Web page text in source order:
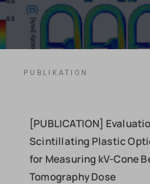
PUBLIKATION
[PUBLICATION]
Scintillating Plastic
for Measuring kV-Cone
Tomography Dose